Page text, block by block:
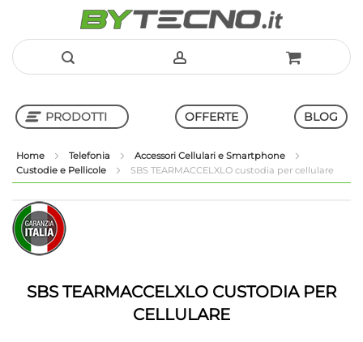
al
PRODOTTI
Shop in Shop
OFFERTE BLOG
Home Telefonia
Accessori Cellulari e Smartphone
Custodie e Pellicole
SBS TEARMACCELXLO custodia per cellulare
Vai
alla
fine
della
Vai
all'inizio
della
galleria
immagini
SBS TEARMACCELXLO CUSTODIA PER
CELLULARE